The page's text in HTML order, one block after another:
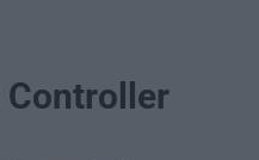
Controller